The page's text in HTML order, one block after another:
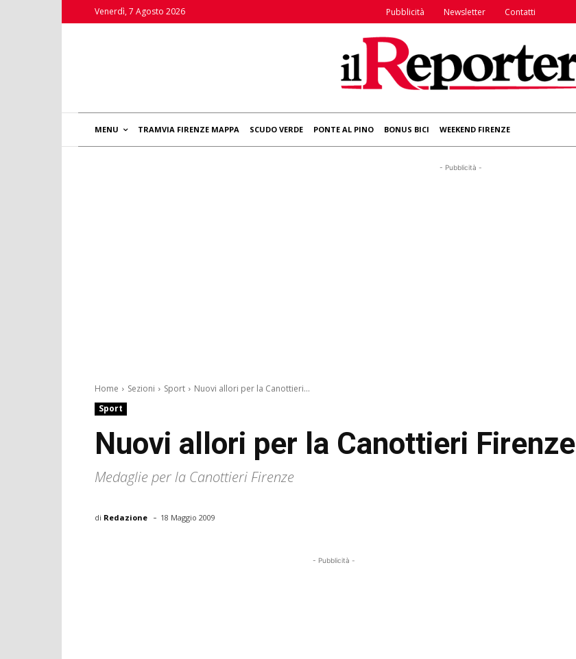
Venerdì, 7 Agosto 2026 Pubblicità Newsletter Contatti
MENU TRAMVIA FIRENZE MAPPA SCUDO VERDE PONTE AL PINO BONUS BICI WEEKEND FIRENZE
- Pubblicità -
Home Sezioni Sport
Nuovi allori per la Canottieri...
Sport
Nuovi allori per la Canottieri Firenze
Medaglie per la Canottieri Firenze
di Redazione - 18 Maggio 2009
- Pubblicità -